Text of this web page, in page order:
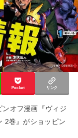
Pocket リンク
ンオフ漫画『ヴィジ
2巻』がショッピン